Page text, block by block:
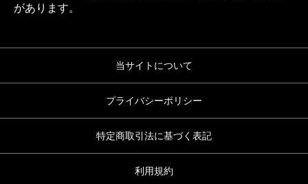
があります。
当サイトについて
プライバシーポリシー
特定商取引法に基づく表記
利用規約